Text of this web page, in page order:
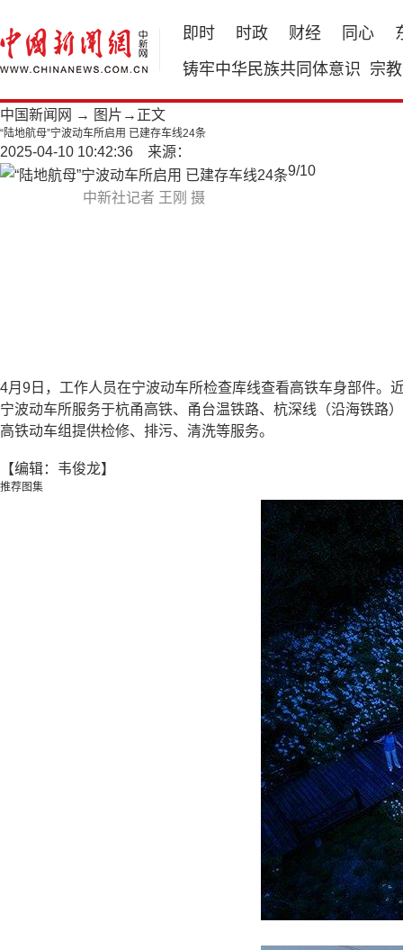
即时 时政 财经 同心
铸牢中华民族共同体意识 宗教
中国新闻网 → 图片 →正文
“陆地航母”宁波动车所启用 已建存车线24条
2025-04-10 10:42:36 来源：
中新社记者 王刚 摄
9/10
4月9日，工作人员在宁波动车所检查库线查看高铁车身部件。
宁波动车所服务于杭甬高铁、甬台温铁路、杭深线（沿海铁路
高铁动车组提供检修、排污、清洗等服务。
【编辑：韦俊龙】
推荐图集